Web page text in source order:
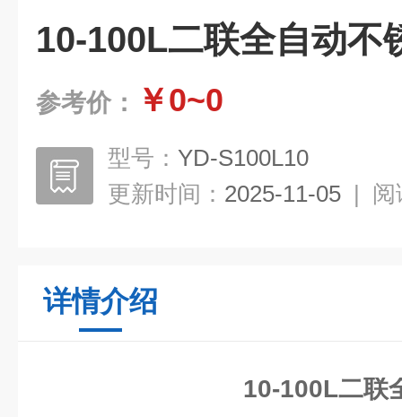
10-100L二联全自动不
参考价： ￥0~0
型号： YD-S100L10
更新时间： 2025-11-05 | 阅
详情介绍
10-100L二联